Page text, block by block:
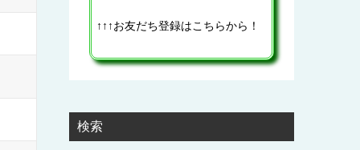
↑↑↑お友だち登録はこちらから！
検索